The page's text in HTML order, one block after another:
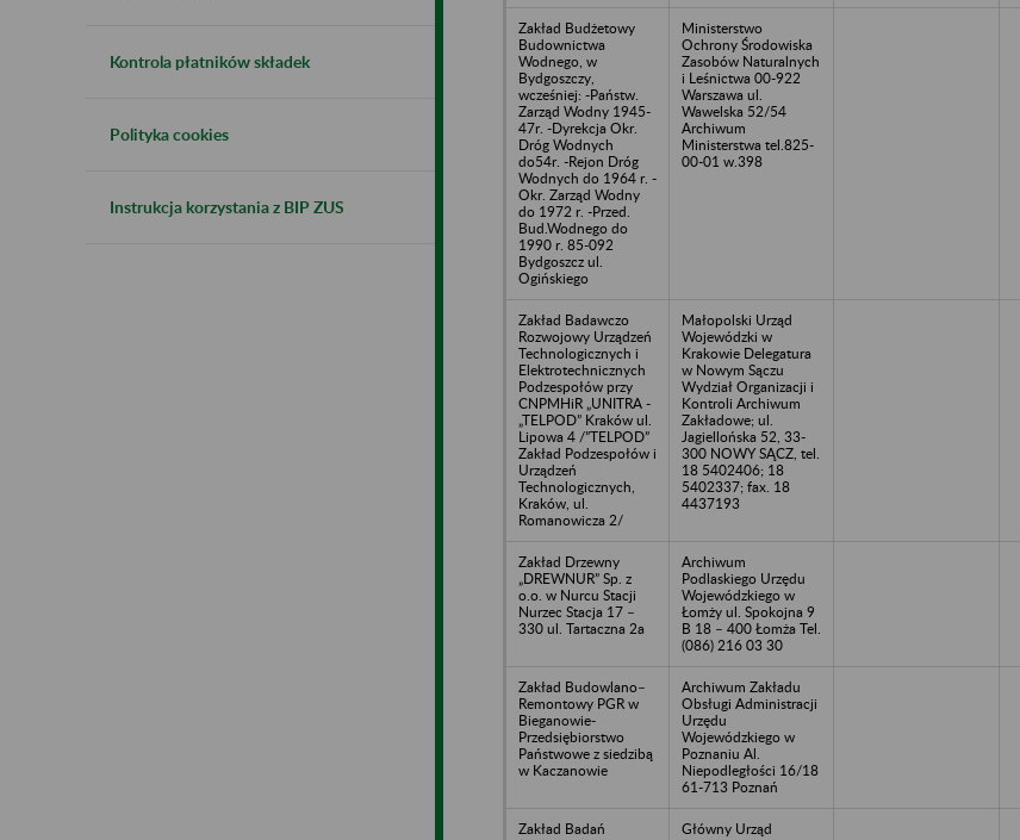
Kontrola płatników składek
Polityka cookies
Instrukcja korzystania z BIP ZUS
Zakład Budżetowy
Budownictwa
Wodnego, w
Bydgoszczy,
wcześniej: -Państw.
Zarząd Wodny 1945-
47r. -Dyrekcja Okr.
Dróg Wodnych
do54r. -Rejon Dróg
Wodnych do 1964 r. -
Okr. Zarząd Wodny
do 1972 r. -Przed.
Bud.Wodnego do
1990 r. 85-092
Bydgoszcz ul.
Ogińskiego
Ministerstwo
Ochrony Środowiska
Zasobów Naturalnych
i Leśnictwa 00-922
Warszawa ul.
Wawelska 52/54
Archiwum
Ministerstwa tel.825-
00-01 w.398
Zakład Badawczo
Rozwojowy Urządzeń
Technologicznych i
Elektrotechnicznych
Podzespołów przy
CNPMHiR „UNITRA -
„TELPOD” Kraków ul.
Lipowa 4 /”TELPOD”
Zakład Podzespołów i
Urządzeń
Technologicznych,
Kraków, ul.
Romanowicza 2/
Małopolski Urząd
Wojewódzki w
Krakowie Delegatura
w Nowym Sączu
Wydział Organizacji i
Kontroli Archiwum
Zakładowe; ul.
Jagiellońska 52, 33-
300 NOWY SĄCZ, tel.
18 5402406; 18
5402337; fax. 18
4437193
Zakład Drzewny
„DREWNUR” Sp. z
o.o. w Nurcu Stacji
Nurzec Stacja 17 –
330 ul. Tartaczna 2a
Archiwum
Podlaskiego Urzędu
Wojewódzkiego w
Łomży ul. Spokojna 9
B 18 – 400 Łomża Tel.
(086) 216 03 30
Zakład Budowlano–
Remontowy PGR w
Bieganowie-
Przedsiębiorstwo
Państwowe z siedzibą
w Kaczanowie
Archiwum Zakładu
Obsługi Administracji
Urzędu
Wojewódzkiego w
Poznaniu Al.
Niepodległości 16/18
61-713 Poznań
Zakład Badań
Główny Urząd